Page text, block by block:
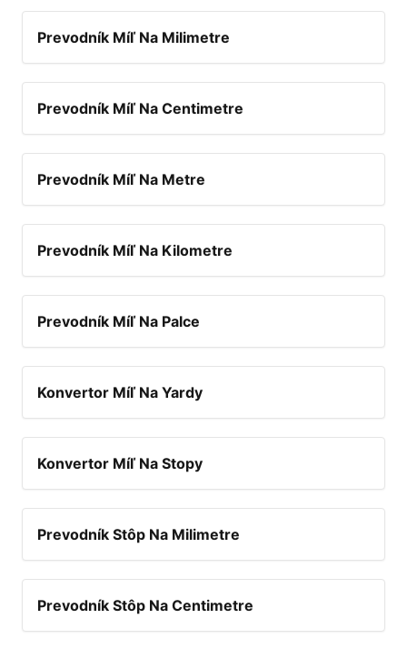
Prevodník Míľ Na Milimetre
Prevodník Míľ Na Centimetre
Prevodník Míľ Na Metre
Prevodník Míľ Na Kilometre
Prevodník Míľ Na Palce
Konvertor Míľ Na Yardy
Konvertor Míľ Na Stopy
Prevodník Stôp Na Milimetre
Prevodník Stôp Na Centimetre